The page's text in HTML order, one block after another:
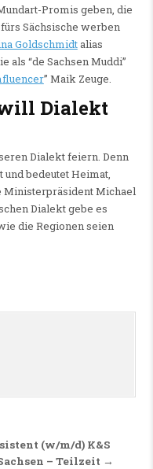
Promis geben, die
Sächsische werben
Goldschmidtalias
als “de Sachsen Muddi”
” Maik Zeuge.
Dialekt
Dialekt feiern. Denn
bedeutet Heimat,
Ministerpräsident Michael
Dialekt gebe es
die Regionen seien
(w/m/d) K&S
– Teilzeit →